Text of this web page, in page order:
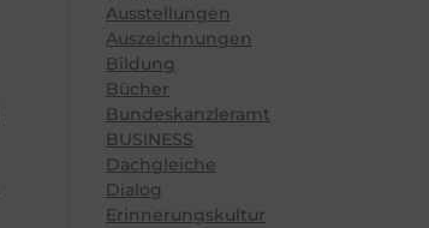
Ausstellungen
Auszeichnungen
Bildung
Bücher
Bundeskanzleramt
BUSINESS
Dachgleiche
Dialog
Erinnerungskultur